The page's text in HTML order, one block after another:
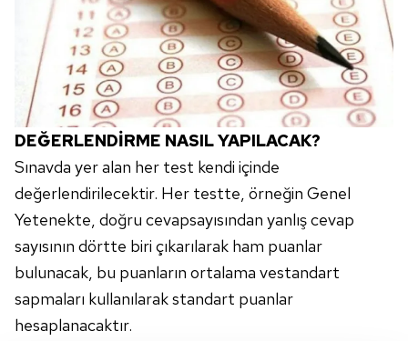
DEĞERLENDİRME NASIL YAPILACAK?
Sınavda yer alan her test kendi içinde
değerlendirilecektir. Her testte, örneğin Genel
Yetenekte, doğru cevapsayısından yanlış cevap
sayısının dörtte biri çıkarılarak ham puanlar
bulunacak, bu puanların ortalama vestandart
sapmaları kullanılarak standart puanlar
hesaplanacaktır.